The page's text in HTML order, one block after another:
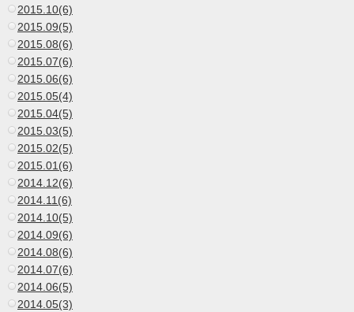
2015.10(6)
2015.09(5)
2015.08(6)
2015.07(6)
2015.06(6)
2015.05(4)
2015.04(5)
2015.03(5)
2015.02(5)
2015.01(6)
2014.12(6)
2014.11(6)
2014.10(5)
2014.09(6)
2014.08(6)
2014.07(6)
2014.06(5)
2014.05(3)